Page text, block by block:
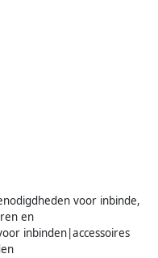
voor inbinde,
en
inbinden|accessoires